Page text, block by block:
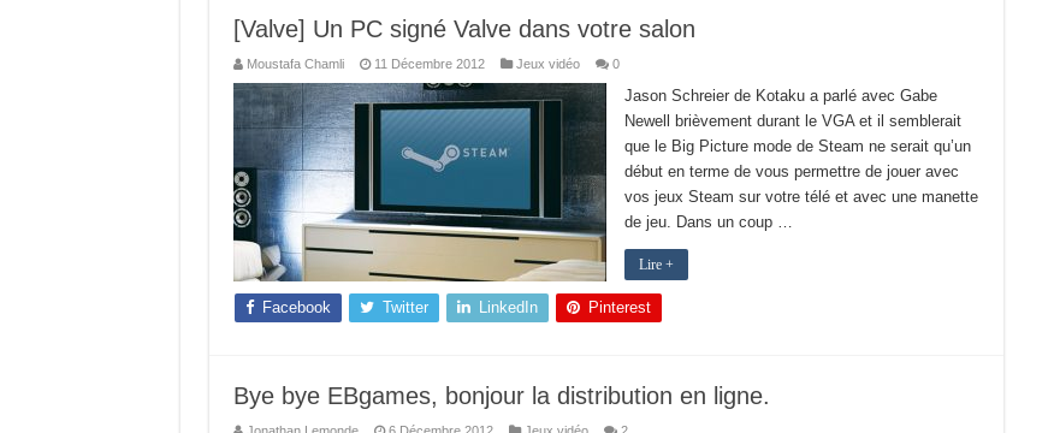
[Valve] Un PC signé Valve dans votre salon
Moustafa Chamli 11 Décembre 2012 Jeux vidéo 0
Jason Schreier de Kotaku a parlé avec Gabe
Newell brièvement durant le VGA et il semblerait
que le Big Picture mode de Steam ne serait qu’un
début en terme de vous permettre de jouer avec
vos jeux Steam sur votre télé et avec une manette
de jeu. Dans un coup …
Lire +
Facebook Twitter LinkedIn Pinterest
Bye bye EBgames, bonjour la distribution en ligne.